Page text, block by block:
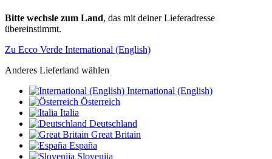
Bitte wechsle zum Land, das mit deiner Lieferadresse
übereinstimmt.
Zu Ecco Verde International (English)
Anderes Lieferland wählen
International (English)
Österreich
Italia
Deutschland
Great Britain
España
Slovenija